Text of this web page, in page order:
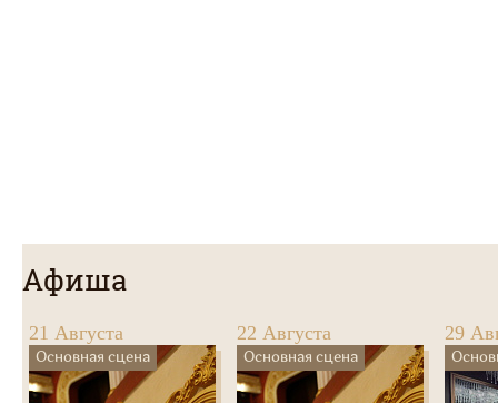
Афиша
21 Августа
Основная сцена
22 Августа
Основная сцена
29